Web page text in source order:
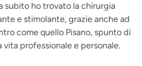
subito ho trovato la chirurgia
e stimolante, grazie anche ad
come quello Pisano, spunto di
vita professionale e personale.